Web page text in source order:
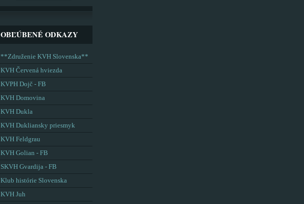
OBĽÚBENÉ ODKAZY
**Združenie KVH Slovenska**
KVH Červená hviezda
KVPH Dojč - FB
KVH Domovina
KVH Dukla
KVH Dukliansky priesmyk
KVH Feldgrau
KVH Golian - FB
SKVH Gvardija - FB
Klub histórie Slovenska
KVH Juh